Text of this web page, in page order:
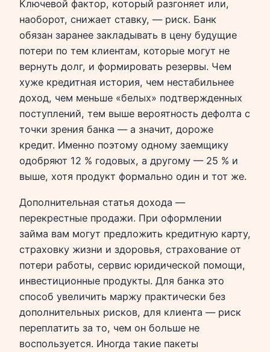
Ключевой фактор, который разгоняет или,
наоборот, снижает ставку, — риск. Банк
обязан заранее закладывать в цену будущие
потери по тем клиентам, которые могут не
вернуть долг, и формировать резервы. Чем
хуже кредитная история, чем нестабильнее
доход, чем меньше «белых» подтвержденных
поступлений, тем выше вероятность дефолта с
точки зрения банка — а значит, дороже
кредит. Именно поэтому одному заемщику
одобряют 12 % годовых, а другому — 25 % и
выше, хотя продукт формально один и тот же.
Дополнительная статья дохода —
перекрестные продажи. При оформлении
займа вам могут предложить кредитную карту,
страховку жизни и здоровья, страхование от
потери работы, сервис юридической помощи,
инвестиционные продукты. Для банка это
способ увеличить маржу практически без
дополнительных рисков, для клиента — риск
переплатить за то, чем он больше не
воспользуется. Иногда такие пакеты